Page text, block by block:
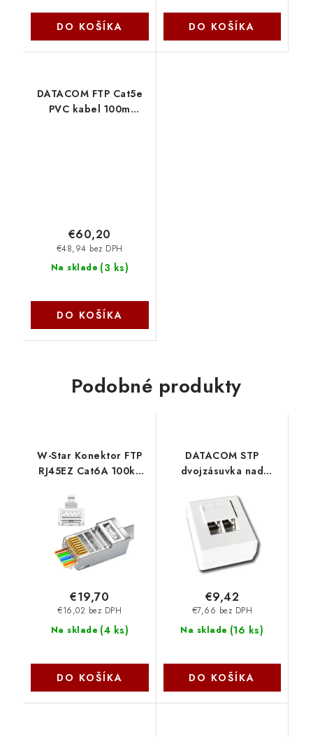
DO KOŠÍKA DO KOŠÍKA
DATACOM FTP Cat5e
PVC kabel 100m
Na sklade (3 ks)
€48,94 bez DPH
€60,20
DO KOŠÍKA
Podobné produkty
W-Star Konektor FTP
RJ45EZ Cat6A 100ks
pass through
FRJ45EZC6AS
Na sklade (4 ks)
€16,02 bez DPH
€19,70
DO KOŠÍKA
DATACOM STP
dvojzásuvka nad
2457
Na sklade (16 ks)
€7,66 bez DPH
€9,42
DO KOŠÍKA